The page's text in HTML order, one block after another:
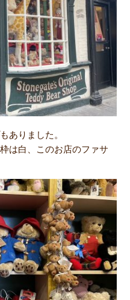
ありました。
は白、このお店のファサ